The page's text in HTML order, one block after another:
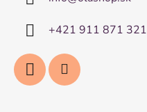
+421 911 871 321